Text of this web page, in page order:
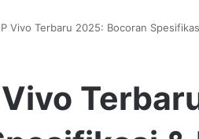
Vivo Terbaru 2025: Bocoran